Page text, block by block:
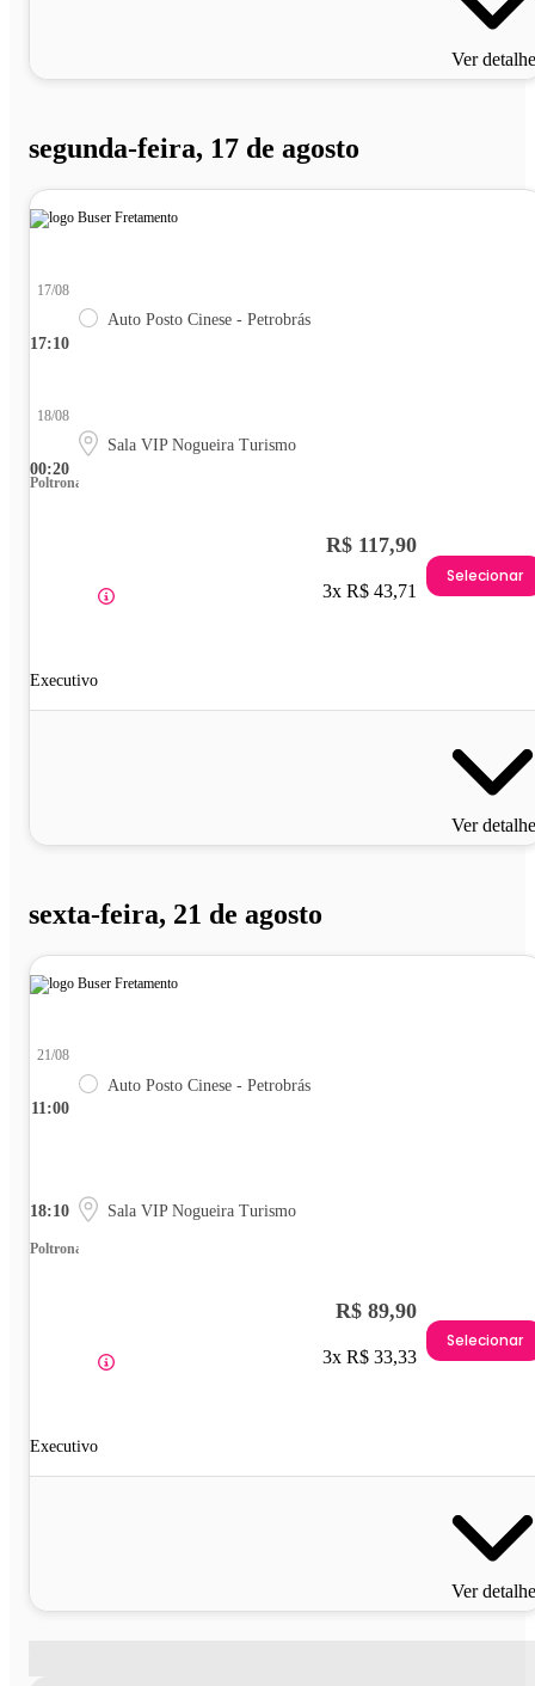
Ver
segunda-feira, 17 de agosto
17:10
17/08
Auto Posto Cinese - Petrobrás
00:20
18/08
Sala VIP Nogueira Turismo
Poltrona
Executivo
R$ 117,90
3x R$ 43,71
Selecionar
Ver
sexta-feira, 21 de agosto
11:00
21/08
Auto Posto Cinese - Petrobrás
18:10 Sala VIP Nogueira Turismo
Poltrona
Executivo
R$ 89,90
3x R$ 33,33
Selecionar
Ver